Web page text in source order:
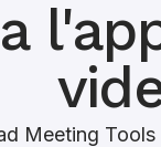
Meeting